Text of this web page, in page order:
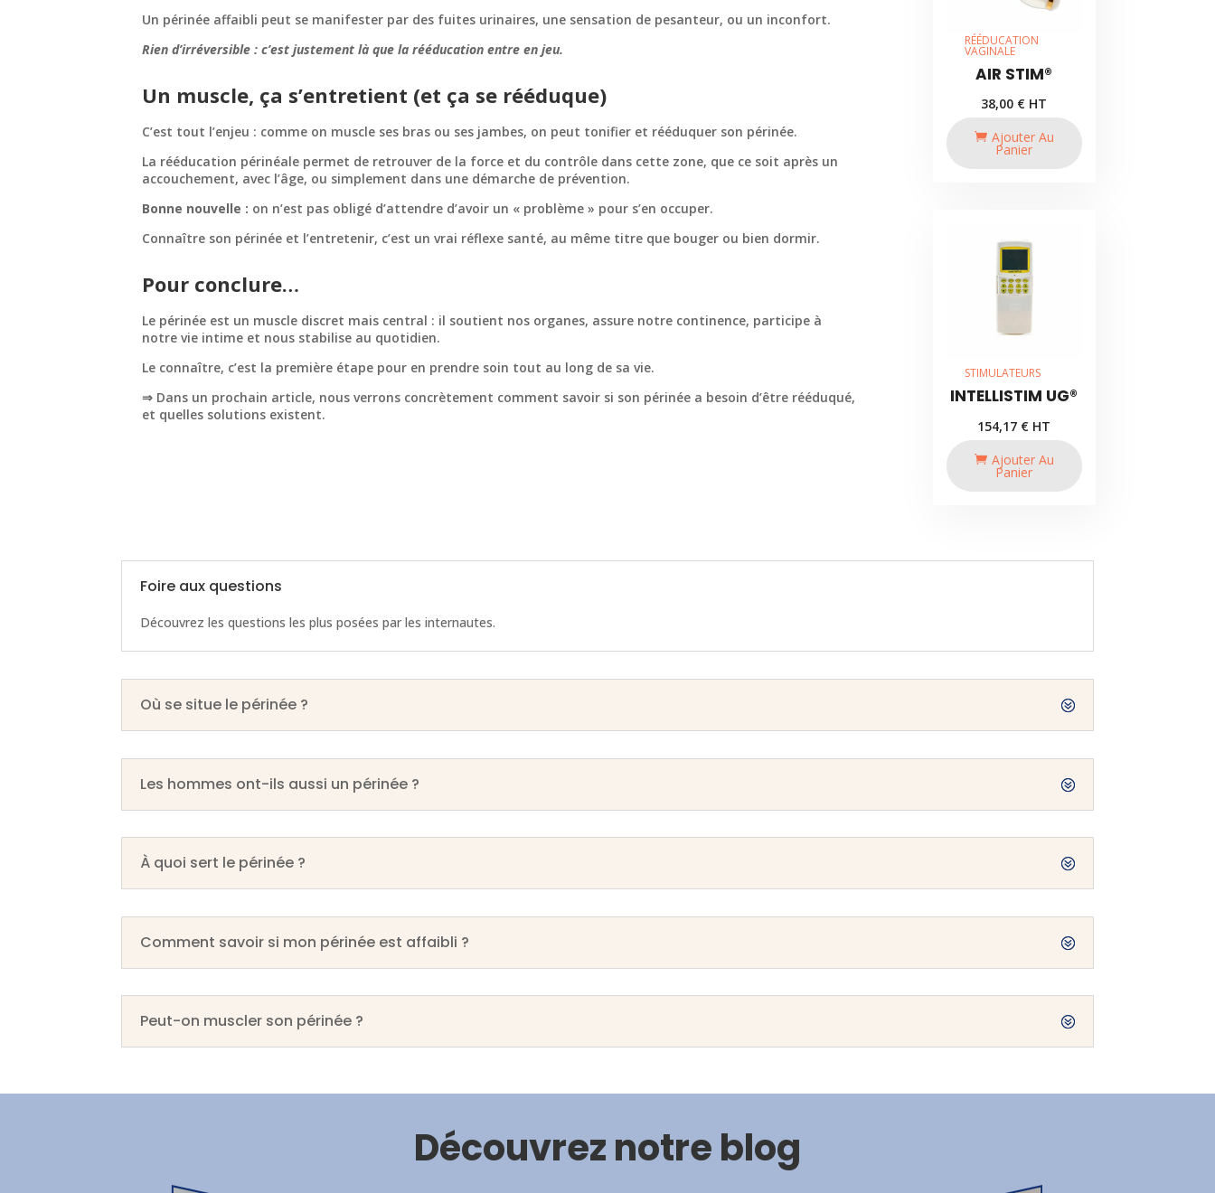
Un périnée affaibli peut se manifester par des fuites urinaires, une sensation de pesanteur, ou un inconfort.
Rien d’irréversible : c’est justement là que la rééducation entre en jeu.
Un muscle, ça s’entretient (et ça se rééduque)
C’est tout l’enjeu : comme on muscle ses bras ou ses jambes, on peut tonifier et rééduquer son périnée.
La rééducation périnéale permet de retrouver de la force et du contrôle dans cette zone, que ce soit après un
accouchement, avec l’âge, ou simplement dans une démarche de prévention.
Bonne nouvelle : on n’est pas obligé d’attendre d’avoir un « problème » pour s’en occuper.
Connaître son périnée et l’entretenir, c’est un vrai réflexe santé, au même titre que bouger ou bien dormir.
Pour conclure…
Le périnée est un muscle discret mais central : il soutient nos organes, assure notre continence, participe à
notre vie intime et nous stabilise au quotidien.
Le connaître, c’est la première étape pour en prendre soin tout au long de sa vie.
⇒ Dans un prochain article, nous verrons concrètement comment savoir si son périnée a besoin d’être rééduqué,
et quelles solutions existent.
RÉÉDUCATION
VAGINALE
AIR STIM®
38,00 € HT
Ajouter Au
Panier
STIMULATEURS
INTELLISTIM UG®
154,17 € HT
Ajouter Au
Panier
Foire aux questions
Découvrez les questions les plus posées par les internautes.
Où se situe le périnée ?
Les hommes ont-ils aussi un périnée ?
À quoi sert le périnée ?
Comment savoir si mon périnée est affaibli ?
Peut-on muscler son périnée ?
Découvrez notre blog